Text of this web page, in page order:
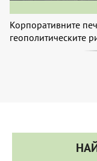
Корпоративните
геополитическите